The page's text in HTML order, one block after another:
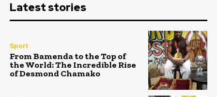
Latest stories
Sport
From Bamenda to the Top of
the World: The Incredible Rise
of Desmond Chamako